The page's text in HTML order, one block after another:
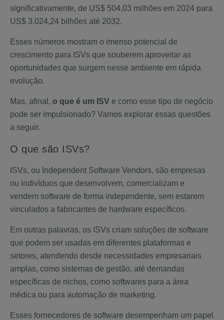
significativamente, de US$ 504,03 milhões em 2024 para
US$ 3.024,24 bilhões até 2032.
Esses números mostram o imenso potencial de
crescimento para ISVs que souberem aproveitar as
oportunidades que surgem nesse ambiente em rápida
evolução.
Mas, afinal, o que é um ISV e como esse tipo de negócio
pode ser impulsionado? Vamos explorar essas questões
a seguir.
O que são ISVs?
ISVs, ou Independent Software Vendors, são empresas
ou indivíduos que desenvolvem, comercializam e
vendem software de forma independente, sem estarem
vinculados a fabricantes de hardware específicos.
Em outras palavras, os ISVs criam soluções de software
que podem ser usadas em diferentes plataformas e
setores, atendendo desde necessidades empresariais
amplas, como sistemas de gestão, até demandas
específicas de nichos, como softwares para a área
médica ou para automação de marketing.
Esses fornecedores de software desempenham um papel